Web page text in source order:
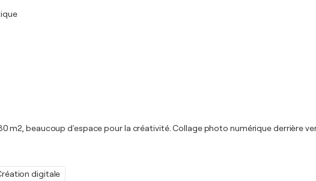
m2, beaucoup d'espace pour la créativité. Collage photo numérique derrière
digitale